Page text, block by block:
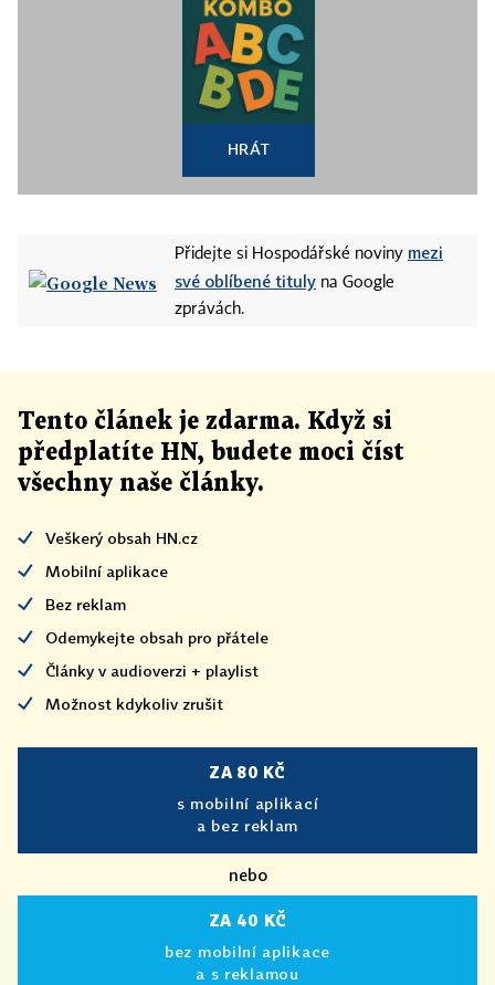
HRÁT
Přidejte si Hospodářské noviny mezi
své oblíbené tituly na Google
zprávách.
Tento článek je zdarma. Když si
předplatíte HN, budete moci číst
všechny naše články.
Veškerý obsah HN.cz
Mobilní aplikace
Bez reklam
Odemykejte obsah pro přátele
Články v audioverzi + playlist
Možnost kdykoliv zrušit
ZA 80 KČ
s mobilní aplikací
a bez reklam
nebo
ZA 40 KČ
bez mobilní aplikace
a s reklamou